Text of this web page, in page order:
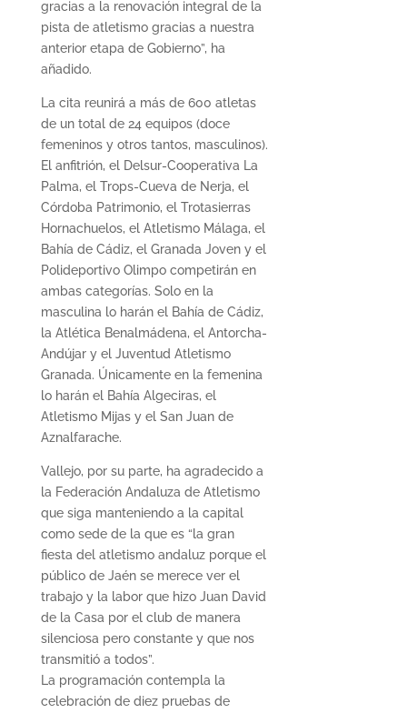
gracias a la renovación integral de la
pista de atletismo gracias a nuestra
anterior etapa de Gobierno”, ha
añadido.
La cita reunirá a más de 600 atletas
de un total de 24 equipos (doce
femeninos y otros tantos, masculinos).
El anfitrión, el Delsur-Cooperativa La
Palma, el Trops-Cueva de Nerja, el
Córdoba Patrimonio, el Trotasierras
Hornachuelos, el Atletismo Málaga, el
Bahía de Cádiz, el Granada Joven y el
Polideportivo Olimpo competirán en
ambas categorías. Solo en la
masculina lo harán el Bahía de Cádiz,
la Atlética Benalmádena, el Antorcha-
Andújar y el Juventud Atletismo
Granada. Únicamente en la femenina
lo harán el Bahía Algeciras, el
Atletismo Mijas y el San Juan de
Aznalfarache.
Vallejo, por su parte, ha agradecido a
la Federación Andaluza de Atletismo
que siga manteniendo a la capital
como sede de la que es “la gran
fiesta del atletismo andaluz porque el
público de Jaén se merece ver el
trabajo y la labor que hizo Juan David
de la Casa por el club de manera
silenciosa pero constante y que nos
transmitió a todos”.
La programación contempla la
celebración de diez pruebas de